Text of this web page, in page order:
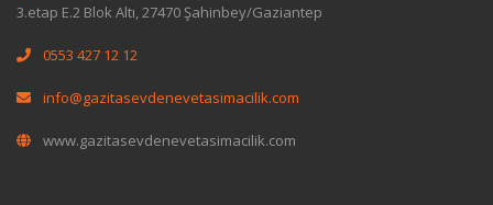
3.etap E.2 Blok Altı, 27470 Şahinbey/Gaziantep
0553 427 12 12
info@gazitasevdenevetasimacilik.com
www.gazitasevdenevetasimacilik.com